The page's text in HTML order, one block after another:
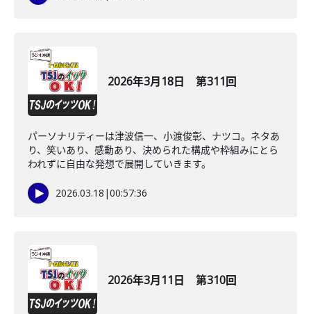
2026年3月18日 第311回
パーソナリティーは津波信一、小渡俊彰、ナツコ。ネタあ
り、笑いあり、感動あり、決められた構成や枠組みにとら
われずに自由な発想で展開していきます。
2026.03.18 |00:57:36
2026年3月11日 第310回